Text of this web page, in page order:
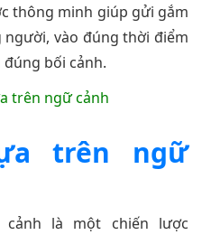
thông minh giúp gửi gắm
vào đúng thời điểm
bối cảnh.
trên ngữ
là một chiến lược